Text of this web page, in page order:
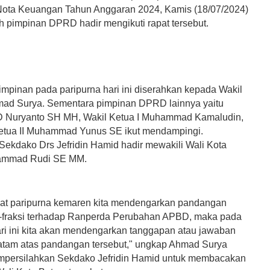
Keuangan Tahun Anggaran 2024, Kamis (18/07/2024)
pimpinan DPRD hadir mengikuti rapat tersebut.
pada paripurna hari ini diserahkan kepada Wakil
Surya. Sementara pimpinan DPRD lainnya yaitu
Nuryanto SH MH, Wakil Ketua I Muhammad Kamaludin,
II Muhammad Yunus SE ikut mendampingi.
Drs Jefridin Hamid hadir mewakili Wali Kota
Rudi SE MM.
paripurna kemaren kita mendengarkan pandangan
terhadap Ranperda Perubahan APBD, maka pada
ini kita akan mendengarkan tanggapan atau jawaban
atas pandangan tersebut," ungkap Ahmad Surya
Sekdako Jefridin Hamid untuk membacakan